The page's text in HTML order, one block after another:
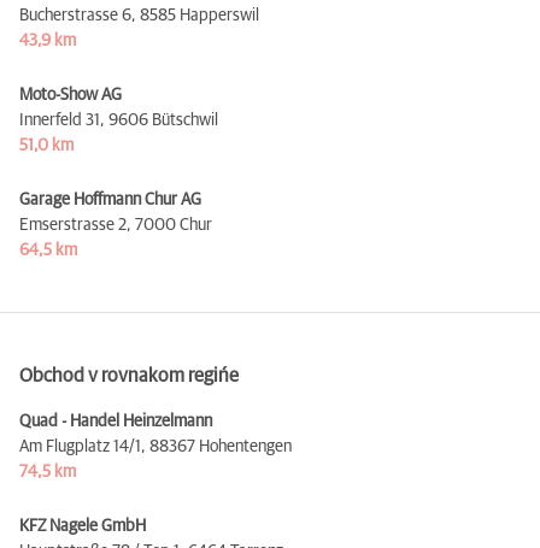
Bucherstrasse 6, 8585 Happerswil
43,9 km
Moto-Show AG
Innerfeld 31, 9606 Bütschwil
51,0 km
Garage Hoffmann Chur AG
Emserstrasse 2, 7000 Chur
64,5 km
Obchod v rovnakom regińe
Quad - Handel Heinzelmann
Am Flugplatz 14/1, 88367 Hohentengen
74,5 km
KFZ Nagele GmbH